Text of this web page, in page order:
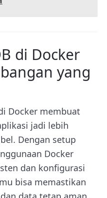
di Docker
yang
Docker membuat
jadi lebih
Dengan setup
Docker
dan konfigurasi
bisa memastikan